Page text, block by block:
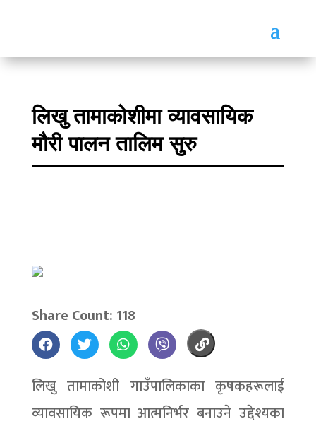
लिखु तामाकोशीमा व्यावसायिक
मौरी पालन तालिम सुरु
Share Count: 118
लिखु तामाकोशी गाउँपालिकाका कृषकहरूलाई
व्यावसायिक रूपमा आत्मनिर्भर बनाउने उद्देश्यका